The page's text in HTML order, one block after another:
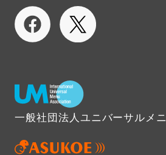
一般社団法人ユニバーサルメ